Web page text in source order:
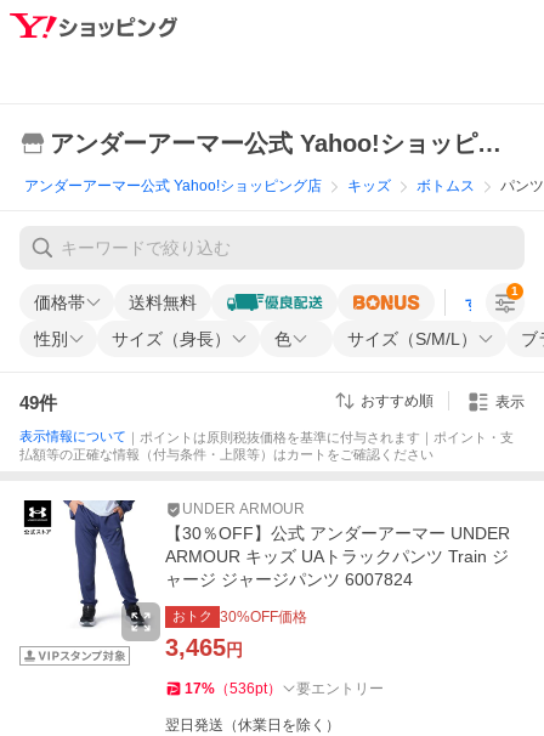
アンダーアーマー公式 Yahoo!ショッピング店
アンダーアーマー公式 Yahoo!ショッピング店 キッズ ボトムス パン
価格帯 送料無料 すべての条
性別 サイズ（身長） 色 サイズ（S/M/L） ブ
1
49件 おすすめ順 表示
表示情報について ｜ポイントは原則税抜価格を基準に付与されます｜ポイント・支
払額等の正確な情報（付与条件・上限等）はカートをご確認ください
UNDER ARMOUR
【30％OFF】公式 アンダーアーマー UNDER
ARMOUR キッズ UAトラックパンツ Train ジ
ャージ ジャージパンツ 6007824
おトク 30%OFF価格
3,465円
17% （536pt） 要エントリー
翌日発送（休業日を除く）